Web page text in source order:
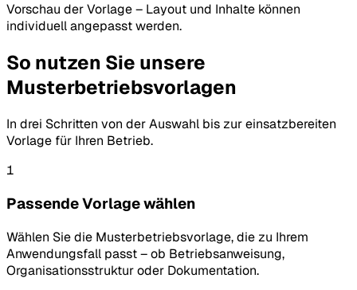
Vorschau der Vorlage – Layout und Inhalte können
individuell angepasst werden.
So nutzen Sie unsere
Musterbetriebsvorlagen
In drei Schritten von der Auswahl bis zur einsatzbereiten
Vorlage für Ihren Betrieb.
1
Passende Vorlage wählen
Wählen Sie die Musterbetriebsvorlage, die zu Ihrem
Anwendungsfall passt – ob Betriebsanweisung,
Organisationsstruktur oder Dokumentation.